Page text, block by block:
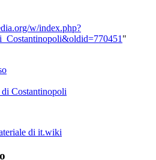
w/index.php?
"
di Costantinopoli
di it.wiki